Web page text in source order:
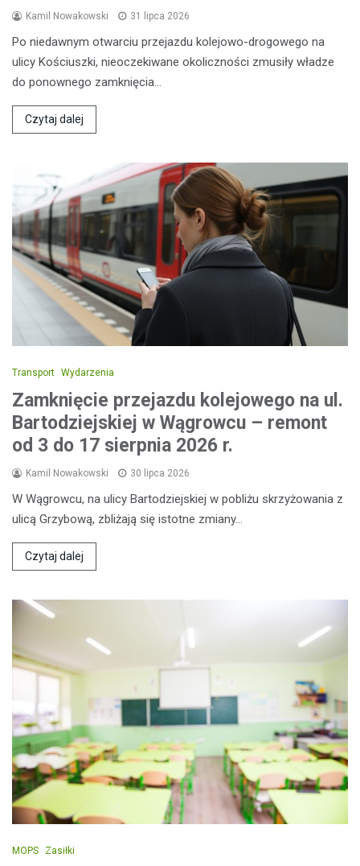
Kamil Nowakowski 31 lipca 2026
Po niedawnym otwarciu przejazdu kolejowo-drogowego na
ulicy Kościuszki, nieoczekiwane okoliczności zmusiły władze
do ponownego zamknięcia…
Czytaj dalej
Transport Wydarzenia
Zamknięcie przejazdu kolejowego na ul.
Bartodziejskiej w Wągrowcu – remont
od 3 do 17 sierpnia 2026 r.
Kamil Nowakowski 30 lipca 2026
W Wągrowcu, na ulicy Bartodziejskiej w pobliżu skrzyżowania z
ulicą Grzybową, zbliżają się istotne zmiany…
Czytaj dalej
MOPS Zasiłki